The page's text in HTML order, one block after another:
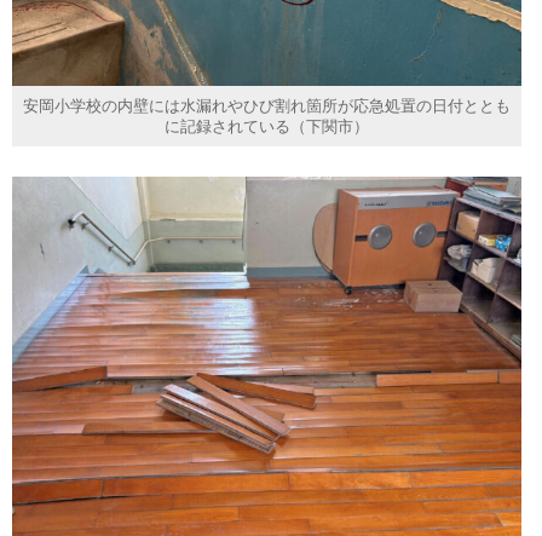
安岡小学校の内壁には水漏れやひび割れ箇所が応急処置の日付ととも
に記録されている（下関市）